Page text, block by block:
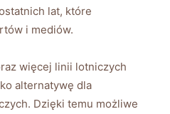
lat, które
i mediów.
więcej linii lotniczych
alternatywę dla
Dzięki temu możliwe